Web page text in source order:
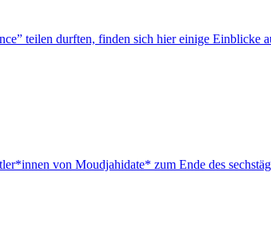
teilen durften, finden sich hier einige Einblicke
von Moudjahidate* zum Ende des